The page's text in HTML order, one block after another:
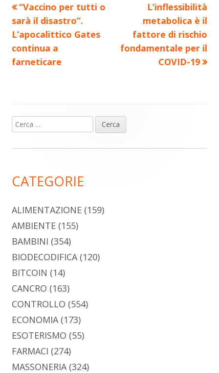
Navigazione
articoli
Precedente
articolo:
“Vaccino per tutti o
sarà il disastro”.
L’apocalittico Gates
continua a
farneticare
Nuovo
articolo:
L’inflessibilità
metabolica è il
fattore di rischio
fondamentale per il
COVID-19
Barra
laterale
Ricerca
per:
CATEGORIE
ALIMENTAZIONE (159)
AMBIENTE (155)
BAMBINI (354)
BIODECODIFICA (120)
BITCOIN (14)
CANCRO (163)
CONTROLLO (554)
ECONOMIA (173)
ESOTERISMO (55)
FARMACI (274)
MASSONERIA (324)